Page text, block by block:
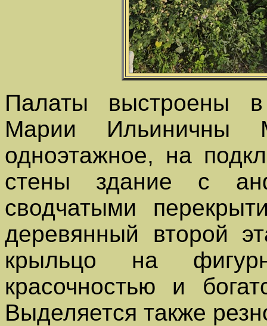
Палаты выстроены
Марии Ильиничны
одноэтажное, на
стены здание с
сводчатыми
деревянный второй
крыльцо на
красочностью и
Выделяется также